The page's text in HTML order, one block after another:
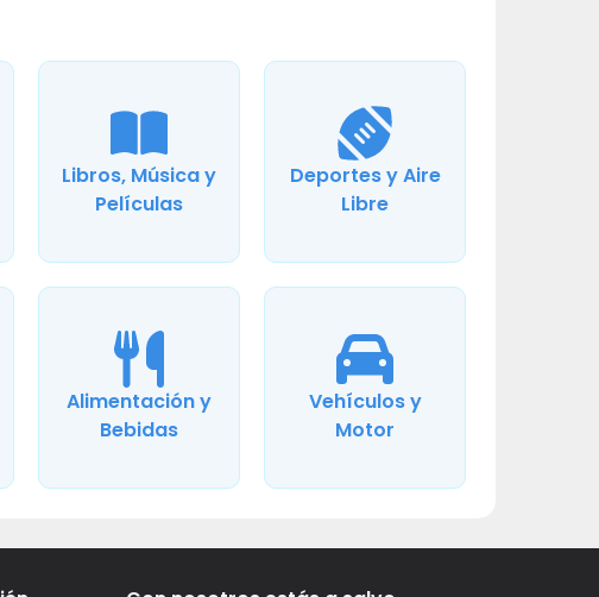
Libros, Música y
Películas
Deportes y Aire
Libre
Alimentación y
Bebidas
Vehículos y
Motor